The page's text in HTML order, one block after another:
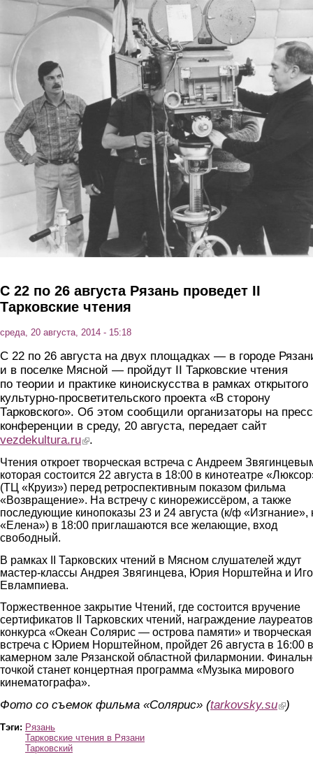
Перейти к основному содержанию
C 22 по 26 августа Рязань проведет II
Тарковские чтения
среда, 20 августа, 2014 - 15:18
C 22 по 26 августа на двух площадках — в городе
и в поселке Мясной — пройдут II Тарковские чтения
по теории и практике киноискусства в рамках открытого
культурно-просветительского проекта «В сторону
Тарковского». Об этом сообщили организаторы на
конференции в среду, 20 августа, передает сайт
vezdekultura.ru(link is external)
.
Чтения откроет творческая встреча с Андреем
которая состоится 22 августа в 18:00 в кинотеатре
(ТЦ «Круиз») перед ретроспективным показом фильма
«Возвращение». На встречу с кинорежиссёром, а также
последующие кинопоказы 23 и 24 августа (к/ф «Изгнание»,
«Елена») в 18:00 приглашаются все желающие, вход
свободный.
В рамках II Тарковских чтений в Мясном слушателей ждут
мастер-классы Андрея Звягинцева, Юрия Норштейна и
Евлампиева.
Торжественное закрытие Чтений, где состоится вручение
сертификатов II Тарковских чтений, награждение лауреатов
конкурса «Океан Солярис — острова памяти» и творческая
встреча с Юрием Норштейном, пройдет 26 августа в 16:00 в
камерном зале Рязанской областной филармонии.
точкой станет концертная программа «Музыка мирового
кинематографа».
Фото со съемок фильма «Солярис» (tarkovsky.su(link is
)
Тэги: Рязань
Тарковские чтения в Рязани
Тарковский